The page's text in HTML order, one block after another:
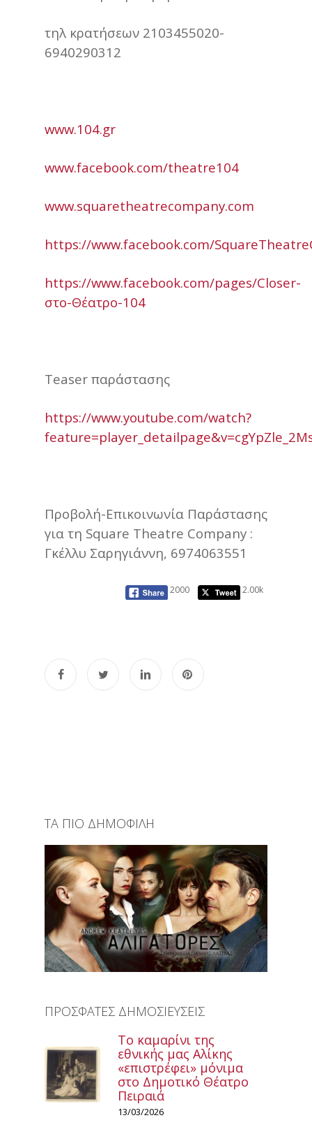
τηλ κρατήσεων 2103455020-
6940290312
www.104.gr
www.facebook.com/theatre104
www.squaretheatrecompany.com
https://www.facebook.com/
https://www.facebook.com/pages/Closer-
στο-Θέατρο-104
Teaser παράστασης
https://www.youtube.com/watch?
Προβολή-Επικοινωνία Παράστασης
για τη Square Theatre Company :
Γκέλλυ Σαρηγιάννη, 6974063551
2000 2.00k
ΤΑ ΠΙΟ ΔΗΜΟΦΙΛΗ
ΠΡΟΣΦΑΤΕΣ ΔΗΜΟΣΙΕΥΣΕΙΣ
Το καμαρίνι της
εθνικής μας Αλίκης
«επιστρέφει» μόνιμα
στο Δημοτικό Θέατρο
Πειραιά
13/03/2026